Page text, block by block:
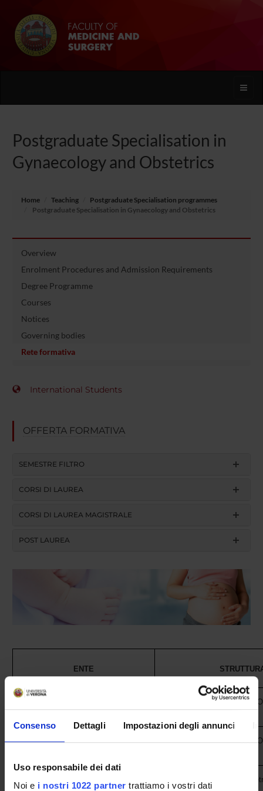
Consenso Dettagli Impostazioni degli annunci
Uso responsabile dei dati
Noi e i nostri 1022 partner trattiamo i vostri dati
Toggle
Postgraduate Specialisation in
Gynaecology and Obstetrics
Home Teaching
Postgraduate Specialisation programmes
Postgraduate Specialisation in Gynaecology and Obstetrics
Overview
Enrolment Procedures and Admission Requirements
Degree Programme
Courses
Notices
Governing bodies
Rete formativa
International Students
OFFERTA FORMATIVA
SEMESTRE FILTRO
CORSI DI LAUREA
CORSI DI LAUREA MAGISTRALE
POST LAUREA
ENTE
Ospedale Civile Maggiore -
Azienda Ospedaliera Universitaria
Ospedale Civile Maggiore -
Ospedale di Cuneo - S.C